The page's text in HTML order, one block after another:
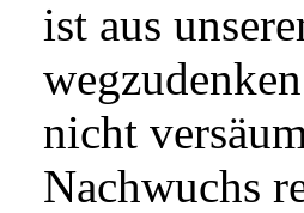
ist aus
nicht
Nachwuchs